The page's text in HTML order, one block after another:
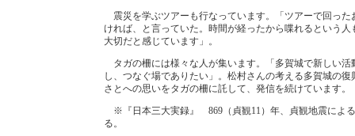
震災を学ぶツアーも行なっています。「ツアーで回っ
ければ、と言っていた。時間が経ったから喋れるという
大切だと感じています」。
タガの柵には様々な人が集います。「多賀城で新しい
し、つなぐ場でありたい」。松村さんの考える多賀城の
さとへの思いをタガの柵に託して、発信を続けています。
※『日本三大実録』 869（貞観11）年、貞観地震によ
る。